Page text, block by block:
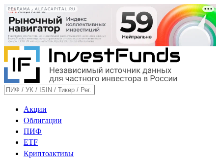
РЕКЛАМА • ALFACAPITAL.RU
Акции
Облигации
ПИФ
ETF
Криптоактивы